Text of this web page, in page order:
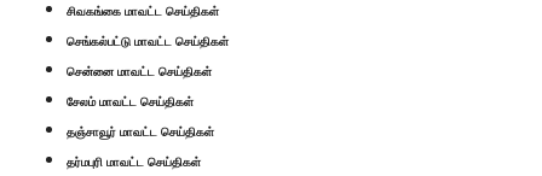
சிவகங்கை மாவட்ட செய்திகள்
செங்கல்பட்டு மாவட்ட செய்திகள்
சென்னை மாவட்ட செய்திகள்
சேலம் மாவட்ட செய்திகள்
தஞ்சாவூர் மாவட்ட செய்திகள்
தர்மபுரி மாவட்ட செய்திகள்